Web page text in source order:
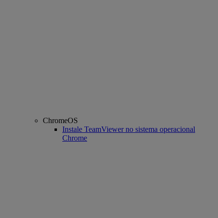
ChromeOS
Instale TeamViewer no sistema operacional
Chrome